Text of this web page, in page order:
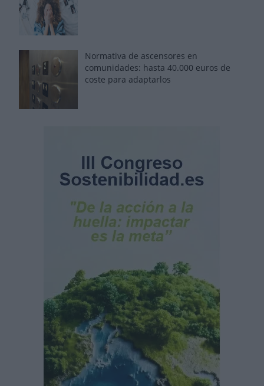
Normativa de ascensores en
comunidades: hasta 40.000 euros de
coste para adaptarlos